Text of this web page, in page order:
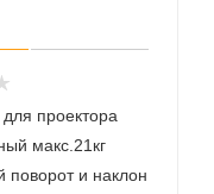
проектора
макс.21кг
поворот и наклон